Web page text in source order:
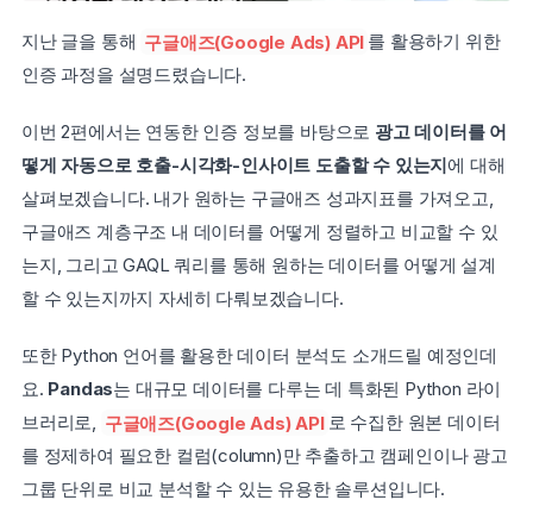
지난 글을 통해 구글애즈(Google Ads) API 를 활용하기 위한
인증 과정을 설명드렸습니다.
이번 2편에서는 연동한 인증 정보를 바탕으로 광고 데이터를 어
떻게 자동으로 호출-시각화-인사이트 도출할 수 있는지에 대해
살펴보겠습니다. 내가 원하는 구글애즈 성과지표를 가져오고,
구글애즈 계층구조 내 데이터를 어떻게 정렬하고 비교할 수 있
는지, 그리고 GAQL 쿼리를 통해 원하는 데이터를 어떻게 설계
할 수 있는지까지 자세히 다뤄보겠습니다.
또한 Python 언어를 활용한 데이터 분석도 소개드릴 예정인데
요. Pandas는 대규모 데이터를 다루는 데 특화된 Python 라이
브러리로, 구글애즈(Google Ads) API 로 수집한 원본 데이터
를 정제하여 필요한 컬럼(column)만 추출하고 캠페인이나 광고
그룹 단위로 비교 분석할 수 있는 유용한 솔루션입니다.